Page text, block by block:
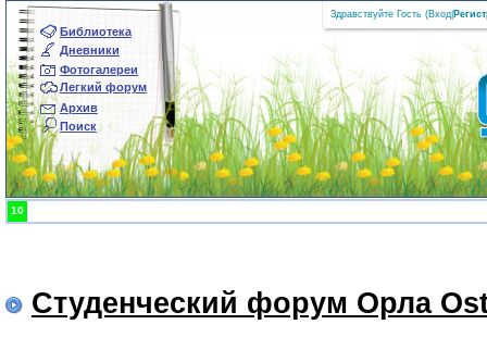
Библиотека
Дневники
Фотогалереи
Легкий форум
Архив
Поиск
Здравствуйте Гость (Вход
10
Студенческий форум Орла